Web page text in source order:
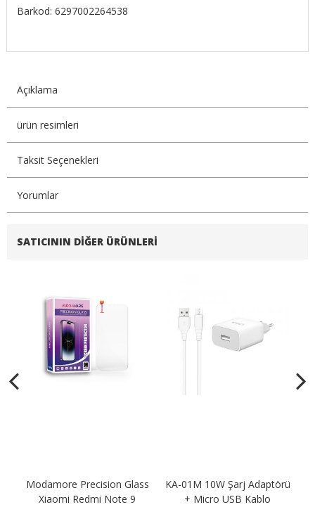
Barkod: 6297002264538
Açıklama
ürün resimleri
Taksit Seçenekleri
Yorumlar
SATICININ DIĞER ÜRÜNLERI
Modamore Precision Glass
Xiaomi Redmi Note 9
KA-01M 10W Şarj Adaptörü
+ Micro USB Kablo